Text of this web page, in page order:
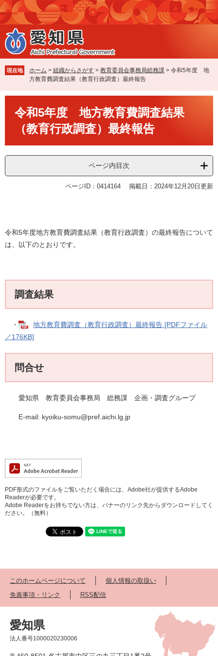
ペ
ー
ジ
の
先
で
す
メ
ニ
ュ
ー
を
ば
し
本
現在地 ホーム > 組織からさがす > 教育委員会事務局総務課 > 令和5年度 地
方教育費調査結果（教育行政調査）最終報告
令和5年度 地方教育費調査結果
（教育行政調査）最終報告
ページ内目次
ページID：0414164 掲載日：2024年12月20日更新
令和5年度地方教育費調査結果（教育行政調査）の最終報告について
は、以下のとおりです。
調査結果
・
地方教育費調査（教育行政調査）最終報告 [PDFファイル
／176KB]
問合せ
愛知県 教育委員会事務局 総務課 企画・調査グループ
E-mail: kyoiku-somu@pref.aichi.lg.jp
PDF形式のファイルをご覧いただく場合には、Adobe社が提供するAdobe
Readerが必要です。
Adobe Readerをお持ちでない方は、バナーのリンク先からダウンロードしてく
ださい。（無料）
このホームページについて
個人情報の取扱い
免責事項・リンク
RSS配信
愛知県
法人番号1000020230006